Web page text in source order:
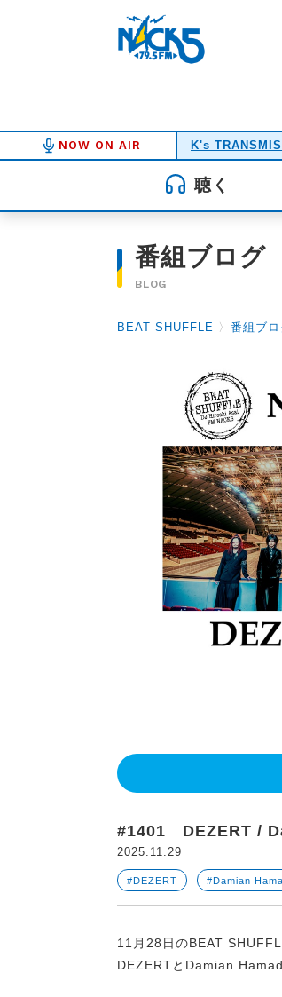
NOW ON AIR K's
聴く
番組ブログ
BLOG
BEAT SHUFFLE 〉 番組ブロ
#1401 DEZERT /
2025.11.29
#DEZERT #Damian
11月28日のBEAT
DEZERTとDamian